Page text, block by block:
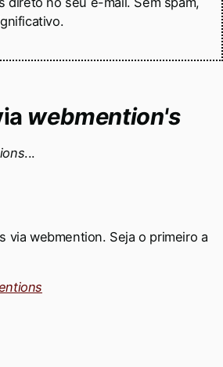
webmention's
...
via webmention. Seja o primeiro a